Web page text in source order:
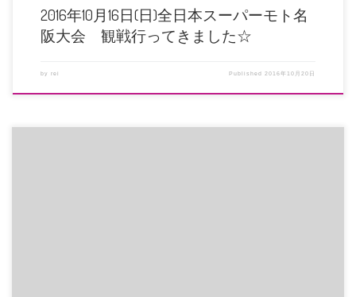
2016年10月16日(日)全日本スーパーモト名
阪大会 観戦行ってきました☆
by rei Published2016年10月20日